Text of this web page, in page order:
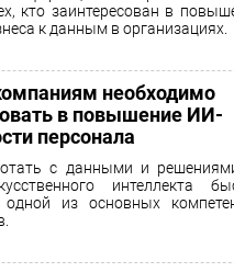
кто заинтересован в
к данным в организациях.
необходимо
в повышение ИИ-
персонала
с данными и
интеллекта
одной из основных